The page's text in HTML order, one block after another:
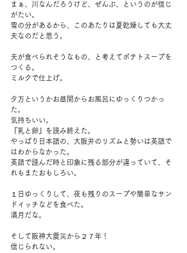
まぁ、川なんだろうけど、ぜんぶ、というのが信じ
がたい。
雪の分があるから、このあたりは夏乾燥しても大丈
夫なのだと思う。
夫が食べられそうなもの、と考えてポテトスープを
つくる。
ミルクで仕上げ。
夕方というかお昼間からお風呂にゆっくりつかっ
た。
気持ちいい。
『乳と卵』を読み終えた。
やっぱり日本語の、大阪弁のリズムと勢いは英語で
はわからなかった。
英語で読んだ時と印象に残る部分が違っていて、そ
れもまたおもしろい。
１日ゆっくりして、夜も残りのスープや簡単なサン
ドイッチなどを食べた。
満月だな。
そして阪神大震災から２７年！
信じられない。